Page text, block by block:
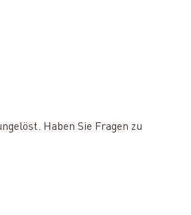
Haben Sie Fragen zu